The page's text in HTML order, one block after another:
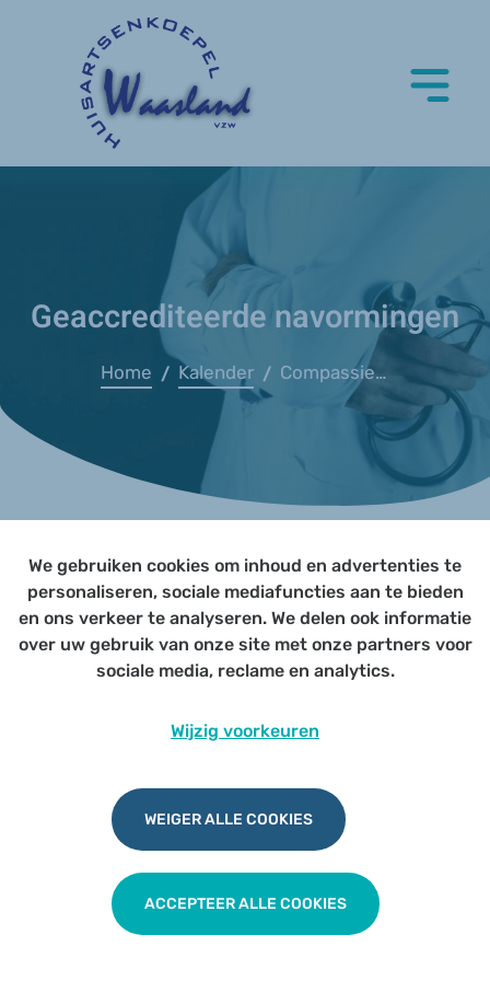
Geaccrediteerde navormingen
Home / Kalender / Compassietraining (D4D)
Page not yet published
We gebruiken cookies om inhoud en advertenties te
personaliseren, sociale mediafuncties aan te bieden
en ons verkeer te analyseren. We delen ook informatie
over uw gebruik van onze site met onze partners voor
sociale media, reclame en analytics.
Wijzig voorkeuren
WEIGER ALLE COOKIES
ACCEPTEER ALLE COOKIES
Privacy|Cookies|Disclaimer
Udesite